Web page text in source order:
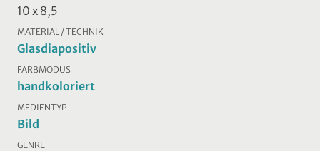
10 x 8,5
MATERIAL / TECHNIK
Glasdiapositiv
FARBMODUS
handkoloriert
MEDIENTYP
Bild
GENRE